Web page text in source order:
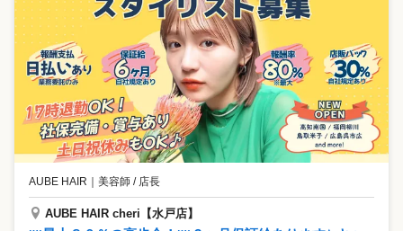
AUBE HAIR ｜ 美容師 / 店長
AUBE HAIR cheri【水戸店】